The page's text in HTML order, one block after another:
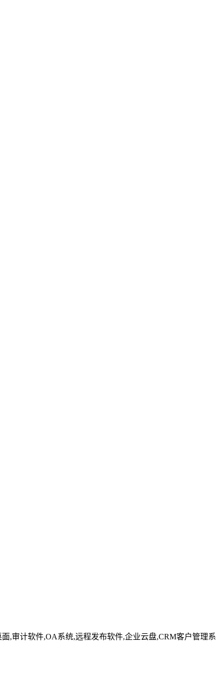
,审计软件,OA系统,远程发布软件,企业云盘,CRM客户管理系